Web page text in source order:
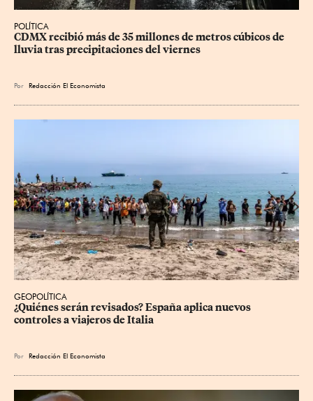
POLÍTICA
CDMX recibió más de 35 millones de metros cúbicos de
lluvia tras precipitaciones del viernes
Por Redacción El Economista
GEOPOLÍTICA
¿Quiénes serán revisados? España aplica nuevos
controles a viajeros de Italia
Por Redacción El Economista